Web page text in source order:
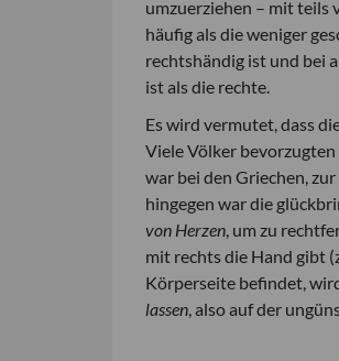
umzuerziehen – mit teils
häufig als die weniger
rechtshändig ist und bei
ist als die rechte.
Es wird vermutet, dass
Viele Völker bevorzugten
war bei den Griechen,
hingegen war die
von Herzen, um zu
mit rechts die Hand gibt
Körperseite befindet,
lassen, also auf der